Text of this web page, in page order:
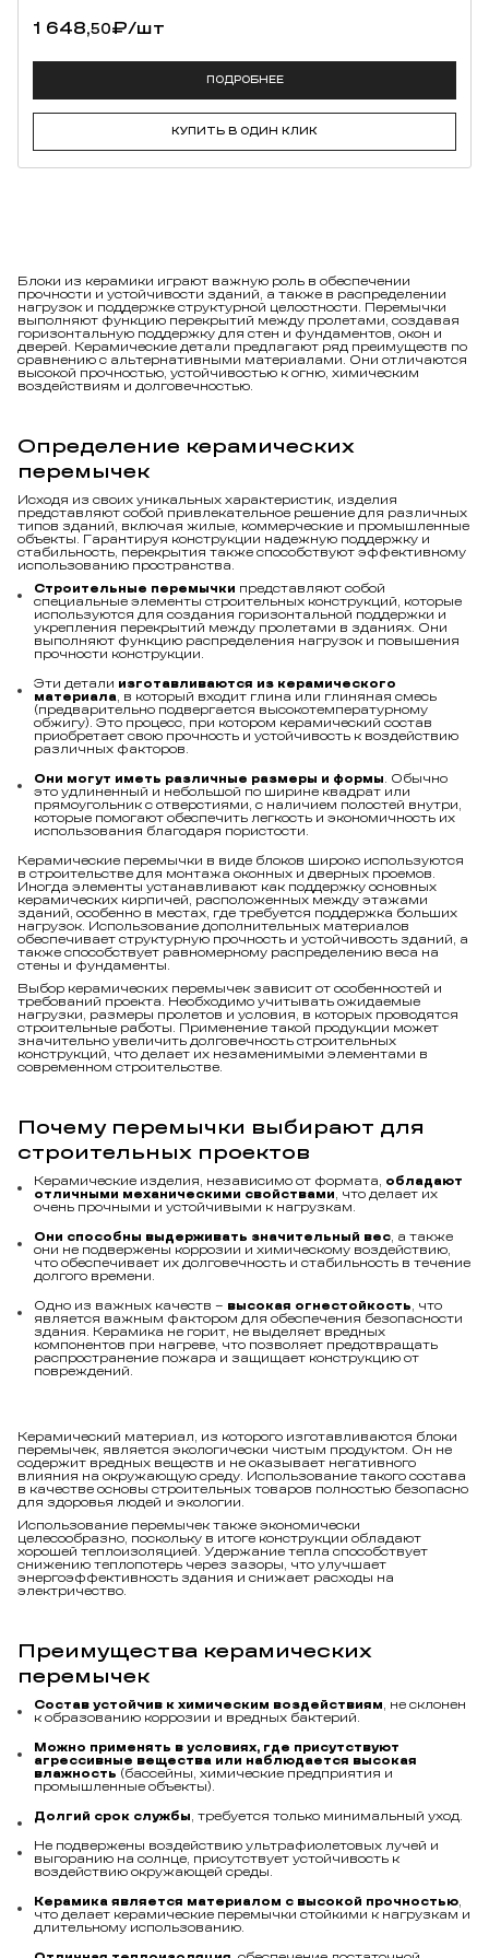
ПОДРОБНЕЕ
КУПИТЬ В ОДИН КЛИК
прочности и устойчивости зданий, а также в распределении
нагрузок и поддержке структурной целостности. Перемычки
выполняют функцию перекрытий между пролетами, создавая
горизонтальную поддержку для стен и фундаментов, окон и
дверей. Керамические детали предлагают ряд преимуществ по
сравнению с альтернативными материалами. Они отличаются
высокой прочностью, устойчивостью к огню, химическим
воздействиям и долговечностью.
перемычек
Исходя из своих уникальных характеристик, изделия
представляют собой привлекательное решение для различных
типов зданий, включая жилые, коммерческие и промышленные
объекты. Гарантируя конструкции надежную поддержку и
стабильность, перекрытия также способствуют эффективному
использованию пространства.
Строительные перемычки
специальные элементы строительных конструкций, которые
используются для создания горизонтальной поддержки и
укрепления перекрытий между пролетами в зданиях. Они
выполняют функцию распределения нагрузок и повышения
прочности конструкции.
Эти деталиизготавливаются из керамического
материала
(предварительно подвергается высокотемпературному
обжигу). Это процесс, при котором керамический состав
приобретает свою прочность и устойчивость к воздействию
различных факторов.
Они могут иметь различные размеры и формы
это удлиненный и небольшой по ширине квадрат или
прямоугольник с отверстиями, с наличием полостей внутри,
которые помогают обеспечить легкость и экономичность их
использования благодаря пористости.
Керамические перемычки в виде блоков широко используются
в строительстве для монтажа оконных и дверных проемов.
Иногда элементы устанавливают как поддержку основных
керамических кирпичей, расположенных между этажами
зданий, особенно в местах, где требуется поддержка больших
нагрузок. Использование дополнительных материалов
обеспечивает структурную прочность и устойчивость зданий, а
также способствует равномерному распределению веса на
стены и фундаменты.
Выбор керамических перемычек зависит от особенностей и
требований проекта. Необходимо учитывать ожидаемые
нагрузки, размеры пролетов и условия, в которых проводятся
строительные работы. Применение такой продукции может
значительно увеличить долговечность строительных
конструкций, что делает их незаменимыми элементами в
современном строительстве.
строительных проектов
Керамические изделия, независимо от формата,
отличными механическими свойствами
, что делает их
очень прочными и устойчивыми к нагрузкам.
Они способны выдерживать значительный вес
они не подвержены коррозии и химическому воздействию,
что обеспечивает их долговечность и стабильность в течение
долгого времени.
Одно из важных качеств –
является важным фактором для обеспечения безопасности
здания. Керамика не горит, не выделяет вредных
компонентов при нагреве, что позволяет предотвращать
распространение пожара и защищает конструкцию от
повреждений.
перемычек, является экологически чистым продуктом. Он не
содержит вредных веществ и не оказывает негативного
влияния на окружающую среду. Использование такого состава
в качестве основы строительных товаров полностью безопасно
для здоровья людей и экологии.
Использование перемычек также экономически
целесообразно, поскольку в итоге конструкции обладают
хорошей теплоизоляцией. Удержание тепла способствует
снижению теплопотерь через зазоры, что улучшает
энергоэффективность здания и снижает расходы на
электричество.
перемычек
Состав устойчив к химическим воздействиям
к образованию коррозии и вредных бактерий.
Можно применять в условиях, где присутствуют
агрессивные вещества или наблюдается высокая
влажность(бассейны, химические предприятия и
промышленные объекты).
Долгий срок службы , требуется только минимальный уход.
Не подвержены воздействию ультрафиолетовых лучей и
выгоранию на солнце, присутствует устойчивость к
воздействию окружающей среды.
Керамика является материалом с высокой прочностью
что делает керамические перемычки стойкими к нагрузкам и
длительному использованию.
Отличная теплоизоляция, обеспечение достаточной
герметичности.